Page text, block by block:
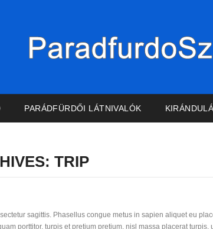
PARÁDFÜRDŐI LÁTNIVALÓK
TRIP
sagittis. Phasellus congue metus in sapien aliquet eu
porttitor, turpis et pretium pretium, nisl massa placerat